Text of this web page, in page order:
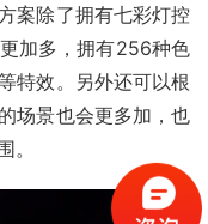
案除了拥有七彩灯控
加多，拥有256种色
特效。另外还可以根
场景也会更多加，也
。